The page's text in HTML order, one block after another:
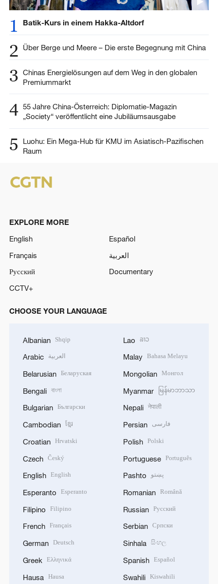
1 Batik-Kurs in einem Hakka-Altdorf
2 Über Berge und Meere – Die erste Begegnung mit China
3 Chinas Energielösungen auf dem Weg in den globalen
Premiummarkt
4 55 Jahre China-Österreich: Diplomatie-Magazin
„Society“ veröffentlicht eine Jubiläumsausgabe
5
Luohu: Ein Mega-Hub für KMU im Asiatisch-Pazifischen
Raum
EXPLORE MORE
English
Español
Français
العربية
Русский
Documentary
CCTV+
CHOOSE YOUR LANGUAGE
Albanian Shqip
Arabic العربية
Belarusian Беларуская
Bengali বাংলা
Bulgarian Български
Cambodian ខ្មែរ
Croatian Hrvatski
Czech Český
English English
Esperanto Esperanto
Filipino Filipino
French Français
German Deutsch
Greek Ελληνικά
Hausa Hausa
Lao ລາວ
Malay Bahasa Melayu
Mongolian Монгол
Myanmar မြန်မာဘာသာ
Nepali नेपाली
Persian فارسی
Polish Polski
Portuguese Português
Pashto پښتو
Romanian Română
Russian Русский
Serbian Српски
Sinhala සිංහල
Spanish Español
Swahili Kiswahili